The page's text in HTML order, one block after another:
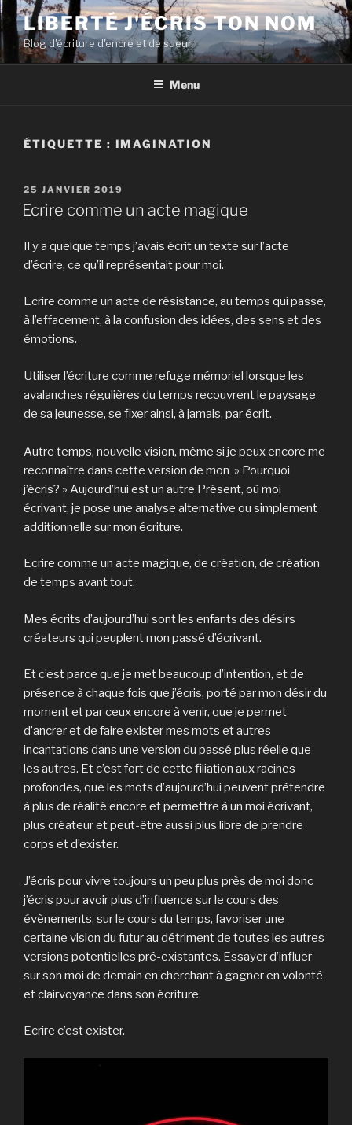
Aller
au
contenu
principal
LIBERTÉ J'ÉCRIS TON NOM
Blog d'écriture d'encre et de sueur
Menu
ÉTIQUETTE : IMAGINATION
PUBLIÉ
LE
25 JANVIER 2019
Ecrire comme un acte magique
Il y a quelque temps j’avais écrit un texte sur l’acte
d’écrire, ce qu’il représentait pour moi.
Ecrire comme un acte de résistance, au temps qui passe,
à l’effacement, à la confusion des idées, des sens et des
émotions.
Utiliser l’écriture comme refuge mémoriel lorsque les
avalanches régulières du temps recouvrent le paysage
de sa jeunesse, se fixer ainsi, à jamais, par écrit.
Autre temps, nouvelle vision, même si je peux encore me
reconnaître dans cette version de mon » Pourquoi
j’écris? » Aujourd’hui est un autre Présent, où moi
écrivant, je pose une analyse alternative ou simplement
additionnelle sur mon écriture.
Ecrire comme un acte magique, de création, de création
de temps avant tout.
Mes écrits d’aujourd’hui sont les enfants des désirs
créateurs qui peuplent mon passé d’écrivant.
Et c’est parce que je met beaucoup d’intention, et de
présence à chaque fois que j’écris, porté par mon désir du
moment et par ceux encore à venir, que je permet
d’ancrer et de faire exister mes mots et autres
incantations dans une version du passé plus réelle que
les autres. Et c’est fort de cette filiation aux racines
profondes, que les mots d’aujourd’hui peuvent prétendre
à plus de réalité encore et permettre à un moi écrivant,
plus créateur et peut-être aussi plus libre de prendre
corps et d’exister.
J’écris pour vivre toujours un peu plus près de moi donc
j’écris pour avoir plus d’influence sur le cours des
évènements, sur le cours du temps, favoriser une
certaine vision du futur au détriment de toutes les autres
versions potentielles pré-existantes. Essayer d’influer
sur son moi de demain en cherchant à gagner en volonté
et clairvoyance dans son écriture.
Ecrire c’est exister.